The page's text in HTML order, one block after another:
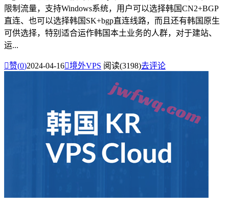
限制流量，支持Windows系统，用户可以选择韩国CN2+BGP
直连、也可以选择韩国SK+bgp直连线路，而且还有韩国原生
可供选择，特别适合运作韩国本土业务的人群，对于建站、
运...
赞(0)2024-04-16境外VPS 阅读(3198)去评论